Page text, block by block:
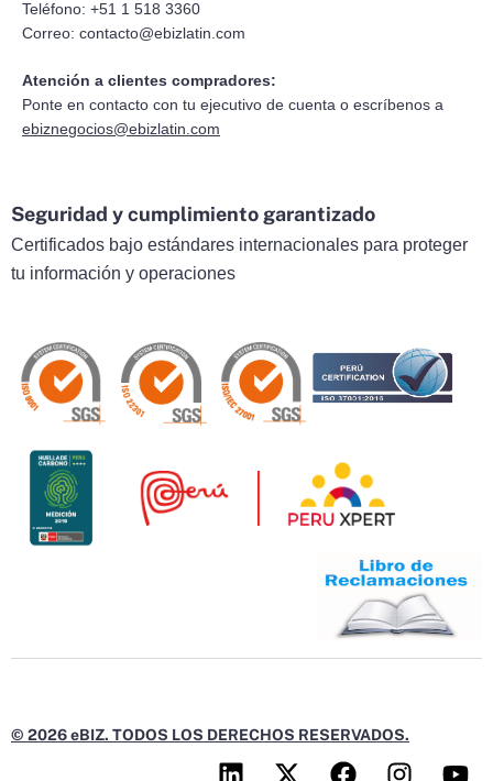
Teléfono: +51 1 518 3360
Correo: contacto@ebizlatin.com
Atención a clientes compradores:
Ponte en contacto con tu ejecutivo de cuenta o escríbenos a
ebiznegocios@ebizlatin.com
Seguridad y cumplimiento garantizado
Certificados bajo estándares internacionales para proteger
tu información y operaciones
© 2026 eBIZ. TODOS LOS DERECHOS RESERVADOS.
L
X
F
I
Y